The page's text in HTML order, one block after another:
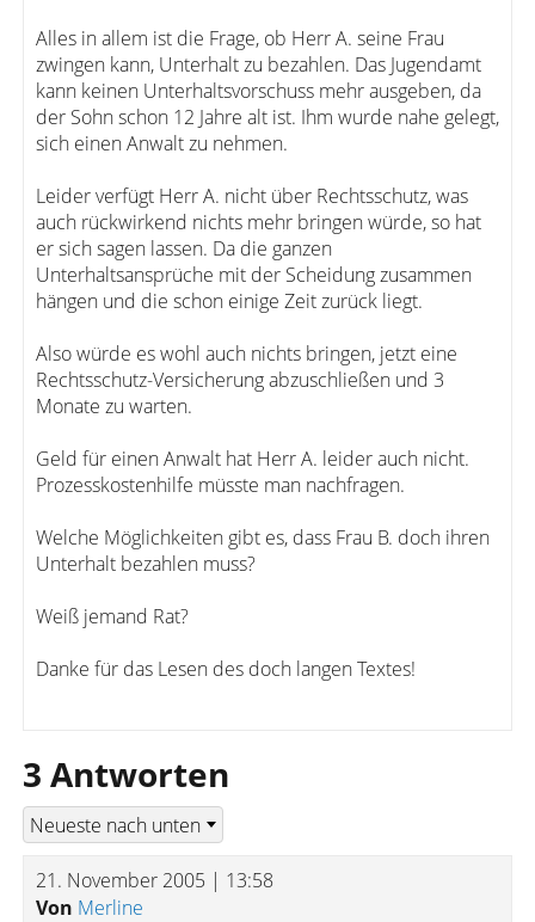
Alles in allem ist die Frage, ob Herr A. seine Frau
zwingen kann, Unterhalt zu bezahlen. Das Jugendamt
kann keinen Unterhaltsvorschuss mehr ausgeben, da
der Sohn schon 12 Jahre alt ist. Ihm wurde nahe gelegt,
sich einen Anwalt zu nehmen.
Leider verfügt Herr A. nicht über Rechtsschutz, was
auch rückwirkend nichts mehr bringen würde, so hat
er sich sagen lassen. Da die ganzen
Unterhaltsansprüche mit der Scheidung zusammen
hängen und die schon einige Zeit zurück liegt.
Also würde es wohl auch nichts bringen, jetzt eine
Rechtsschutz-Versicherung abzuschließen und 3
Monate zu warten.
Geld für einen Anwalt hat Herr A. leider auch nicht.
Prozesskostenhilfe müsste man nachfragen.
Welche Möglichkeiten gibt es, dass Frau B. doch ihren
Unterhalt bezahlen muss?
Weiß jemand Rat?
Danke für das Lesen des doch langen Textes!
3 Antworten
21. November 2005 | 13:58
Von Merline